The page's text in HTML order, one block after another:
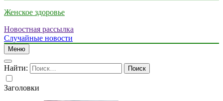
Женское здоровье
Новостная рассылка
Случайные новости
Меню
Найти:
Заголовки